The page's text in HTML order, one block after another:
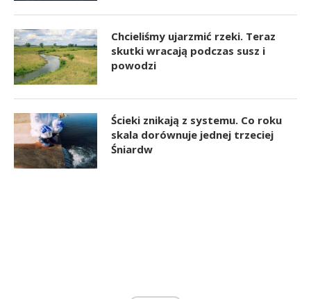
Chcieliśmy ujarzmić rzeki. Teraz
skutki wracają podczas susz i
powodzi
Ścieki znikają z systemu. Co roku
skala dorównuje jednej trzeciej
Śniardw